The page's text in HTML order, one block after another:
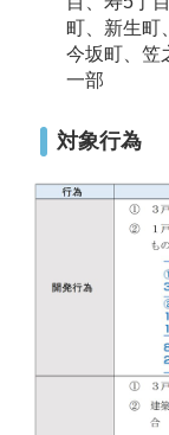
町、新生町
今坂町、笠
一部
対象行為